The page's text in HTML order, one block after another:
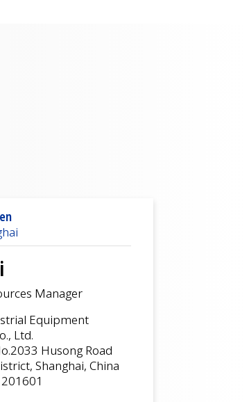
Manager
Equipment
Ltd.
Husong Road
Shanghai, China